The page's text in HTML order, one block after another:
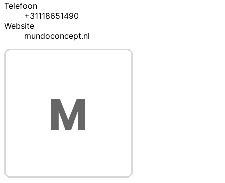
Telefoon
+31118651490
Website
mundoconcept.nl